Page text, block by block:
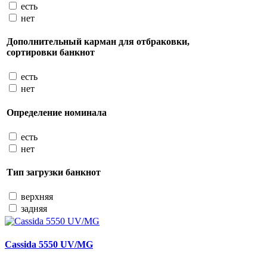
есть
нет
Дополнительный карман для отбраковки,
сортировки банкнот
есть
нет
Определение номинала
есть
нет
Тип загрузки банкнот
верхняя
задняя
Cassida 5550 UV/MG